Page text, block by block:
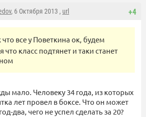
+4
, 6 Октября 2013 , url
что все у Поветкина ок, будем
что класс подтянет и таки станет
мало. Человеку 34 года, из которых
лет провел в боксе. Что он может
два, чего не успел сделать за 20?